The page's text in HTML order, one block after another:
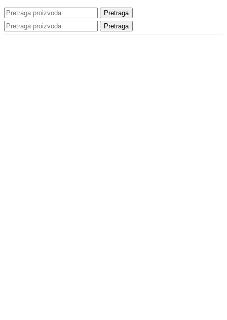
Pretraga
Pretraga